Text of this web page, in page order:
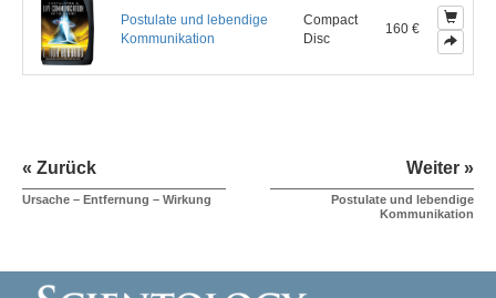
Postulate und lebendige
Kommunikation
Compact
Disc
160 €
« Zurück
Ursache – Entfernung – Wirkung
Weiter »
Postulate und lebendige
Kommunikation